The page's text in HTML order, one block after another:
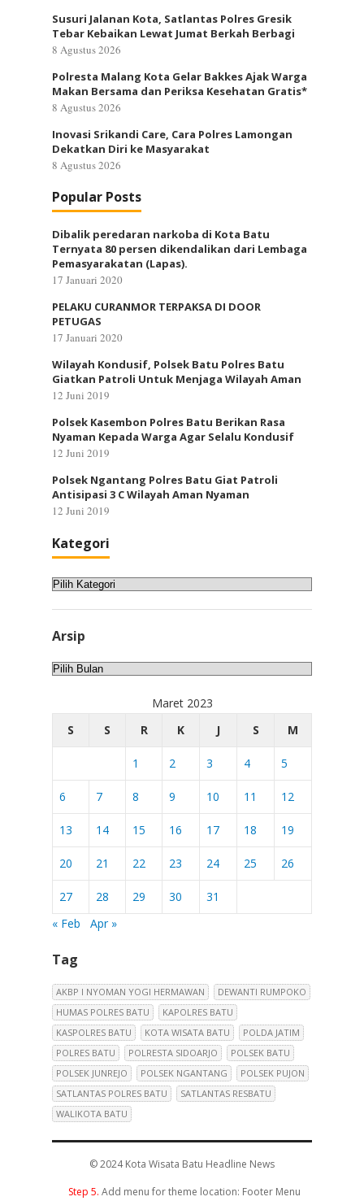
Susuri Jalanan Kota, Satlantas Polres Gresik
Tebar Kebaikan Lewat Jumat Berkah Berbagi
8 Agustus 2026
Polresta Malang Kota Gelar Bakkes Ajak Warga
Makan Bersama dan Periksa Kesehatan Gratis*
8 Agustus 2026
Inovasi Srikandi Care, Cara Polres Lamongan
Dekatkan Diri ke Masyarakat
8 Agustus 2026
Popular Posts
Dibalik peredaran narkoba di Kota Batu
Ternyata 80 persen dikendalikan dari Lembaga
Pemasyarakatan (Lapas).
17 Januari 2020
PELAKU CURANMOR TERPAKSA DI DOOR
PETUGAS
17 Januari 2020
Wilayah Kondusif, Polsek Batu Polres Batu
Giatkan Patroli Untuk Menjaga Wilayah Aman
12 Juni 2019
Polsek Kasembon Polres Batu Berikan Rasa
Nyaman Kepada Warga Agar Selalu Kondusif
12 Juni 2019
Polsek Ngantang Polres Batu Giat Patroli
Antisipasi 3 C Wilayah Aman Nyaman
12 Juni 2019
Kategori
Kategori
Arsip
Arsip
Maret 2023
S
S R K J S M
1 2 3 4 5
6 7 8 9 10 11 12
13 14 15 16 17 18 19
20 21 22 23 24 25 26
27 28 29 30
31
« Feb
Apr »
Tag
AKBP I NYOMAN YOGI HERMAWAN
DEWANTI RUMPOKO
HUMAS POLRES BATU
KAPOLRES BATU
KASPOLRES BATU
KOTA WISATA BATU
POLDA JATIM
POLRES BATU
POLRESTA SIDOARJO
POLSEK BATU
POLSEK JUNREJO
POLSEK NGANTANG
POLSEK PUJON
SATLANTAS POLRES BATU
SATLANTAS RESBATU
WALIKOTA BATU
© 2024Kota Wisata Batu Headline News
Step 5. Add menu for theme location: Footer Menu